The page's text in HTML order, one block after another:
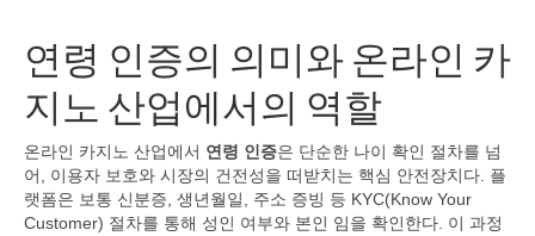
연령 인증의 의미와 온라인 카
지노 산업에서의 역할
온라인 카지노 산업에서 연령 인증은 단순한 나이 확인 절차를 넘
어, 이용자 보호와 시장의 건전성을 떠받치는 핵심 안전장치다. 플
랫폼은 보통 신분증, 생년월일, 주소 증빙 등 KYC(Know Your
Customer) 절차를 통해 성인 여부와 본인 임을 확인한다. 이 과정